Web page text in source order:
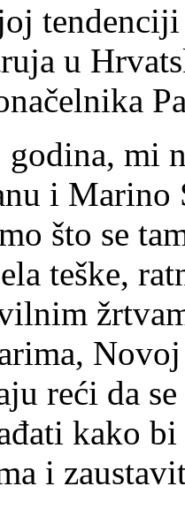
u
mi
i Marino
što se
teške,
reći da
kako
i